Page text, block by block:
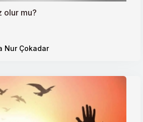
olur mu?
Nur Çokadar